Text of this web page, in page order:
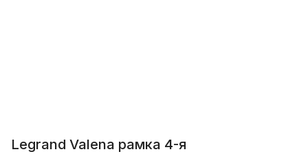
Legrand Valena рамка 4-я